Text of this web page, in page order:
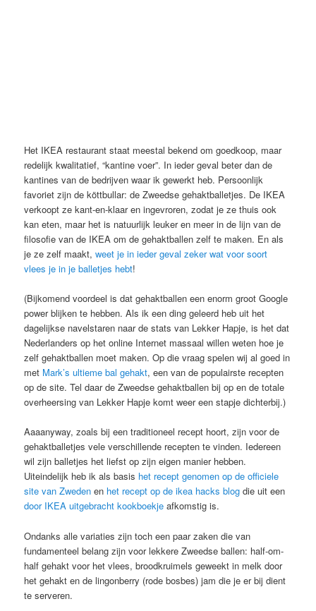
Het IKEA restaurant staat meestal bekend om goedkoop, maar
redelijk kwalitatief, “kantine voer”. In ieder geval beter dan de
kantines van de bedrijven waar ik gewerkt heb. Persoonlijk
favoriet zijn de köttbullar: de Zweedse gehaktballetjes. De IKEA
verkoopt ze kant-en-klaar en ingevroren, zodat je ze thuis ook
kan eten, maar het is natuurlijk leuker en meer in de lijn van de
filosofie van de IKEA om de gehaktballen zelf te maken. En als
je ze zelf maakt,weet je in ieder geval zeker wat voor soort
vlees je in je balletjes hebt!
(Bijkomend voordeel is dat gehaktballen een enorm groot Google
power blijken te hebben. Als ik een ding geleerd heb uit het
dagelijkse navelstaren naar de stats van Lekker Hapje, is het dat
Nederlanders op het online Internet massaal willen weten hoe je
zelf gehaktballen moet maken. Op die vraag spelen wij al goed in
met Mark’s ultieme bal gehakt, een van de populairste recepten
op de site. Tel daar de Zweedse gehaktballen bij op en de totale
overheersing van Lekker Hapje komt weer een stapje dichterbij.)
Aaaanyway, zoals bij een traditioneel recept hoort, zijn voor de
gehaktballetjes vele verschillende recepten te vinden. Iedereen
wil zijn balletjes het liefst op zijn eigen manier hebben.
Uiteindelijk heb ik als basis het recept genomen op de officiele
site van Zweden en het recept op de ikea hacks blog die uit een
door IKEA uitgebracht kookboekje afkomstig is.
Ondanks alle variaties zijn toch een paar zaken die van
fundamenteel belang zijn voor lekkere Zweedse ballen: half-om-
half gehakt voor het vlees, broodkruimels geweekt in melk door
het gehakt en de lingonberry (rode bosbes) jam die je er bij dient
te serveren.